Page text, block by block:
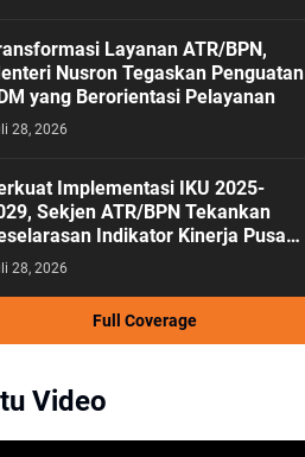
Layanan ATR/BPN,
Nusron Tegaskan Penguatan
yang Berorientasi Pelayanan
28, 2026
Implementasi IKU 2025-
Sekjen ATR/BPN Tekankan
Indikator Kinerja Pusat
Daerah
28, 2026
Full Coverage
Video